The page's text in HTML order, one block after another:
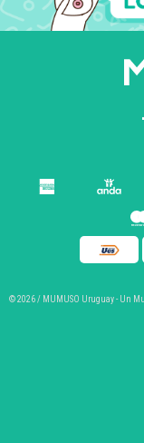
© 2026 / MUMUSO Uruguay - Un